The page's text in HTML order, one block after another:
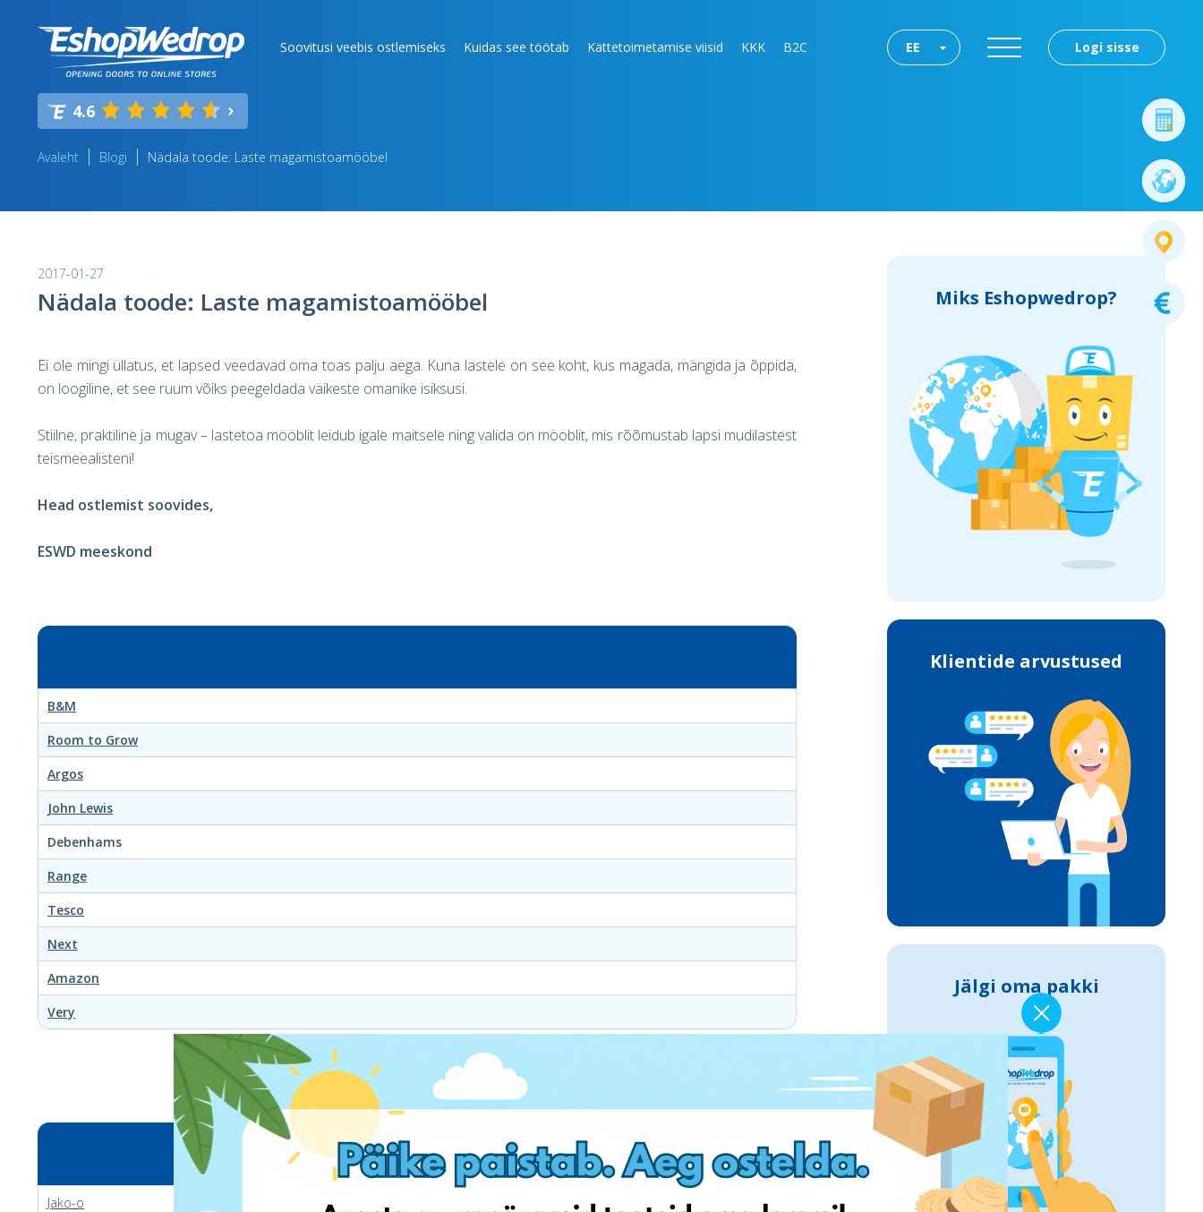
Soovitusi veebis ostlemiseks Kuidas see töötab Kättetoimetamise viisid KKK B2C Logi sisse
EE
4.6
Avaleht Blogi Nädala toode: Laste magamistoamööbel
2017-01-27
Nädala toode: Laste magamistoamööbel
Ei ole mingi üllatus, et lapsed veedavad oma toas palju aega. Kuna lastele on see koht, kus magada, mängida ja õppida,
on loogiline, et see ruum võiks peegeldada väikeste omanike isiksusi.
Stiilne, praktiline ja mugav – lastetoa mööblit leidub igale maitsele ning valida on mööblit, mis rõõmustab lapsi mudilastest
teismeealisteni!
Head ostlemist soovides,
ESWD meeskond
B&M
Room to Grow
Argos
John Lewis
Debenhams
Range
Tesco
Next
Amazon
Very
Jako-o
Miks Eshopwedrop?
Klientide arvustused
Jälgi oma pakki